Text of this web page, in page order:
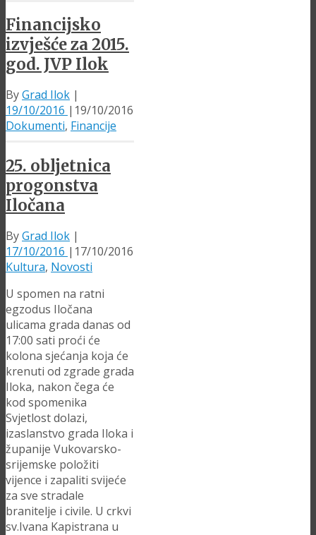
Financijsko
izvješće za 2015.
god. JVP Ilok
ByGrad Ilok |
19/10/2016 | 19/10/2016
Dokumenti, Financije
25. obljetnica
progonstva
Iločana
ByGrad Ilok |
17/10/2016 | 17/10/2016
Kultura, Novosti
U spomen na ratni
egzodus Iločana
ulicama grada danas od
17:00 sati proći će
kolona sjećanja koja će
krenuti od zgrade grada
Iloka, nakon čega će
kod spomenika
Svjetlost dolazi,
izaslanstvo grada Iloka i
županije Vukovarsko-
srijemske položiti
vijence i zapaliti svijeće
za sve stradale
branitelje i civile. U crkvi
sv.Ivana Kapistrana u